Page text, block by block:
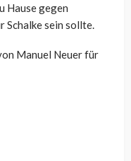
Hause gegen
Schalke sein sollte.
Manuel Neuer für